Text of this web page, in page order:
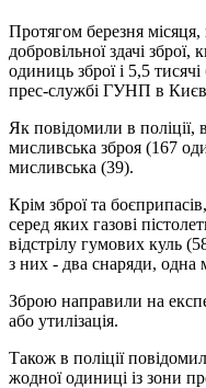
Протягом березня
добровільної здачі
одиниць зброї і 5,5
прес-службі ГУНП в
Як повідомили в поліції,
мисливська зброя (167
мисливська (39).
Крім зброї та
серед яких газові
відстрілу гумових куль
з них - два снаряди, одна
Зброю направили на
або утилізація.
Також в поліції
жодної одиниці із зони